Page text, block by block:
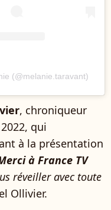
(@melanie.taravant)
, chroniqueur
qui
à la présentation
à France TV
réveiller avec toute
Ollivier.